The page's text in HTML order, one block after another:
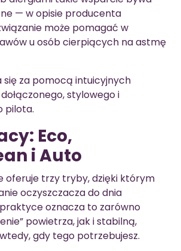
— w opisie producenta
może pomagać w
u osób cierpiących na astmę
się za pomocą intuicyjnych
stylowego i
pilota.
Eco,
i Auto
oferuje trzy tryby, dzięki którym
oczyszczacza do dnia
oznacza to zarówno
powietrza, jak i stabilną,
gdy tego potrzebujesz.